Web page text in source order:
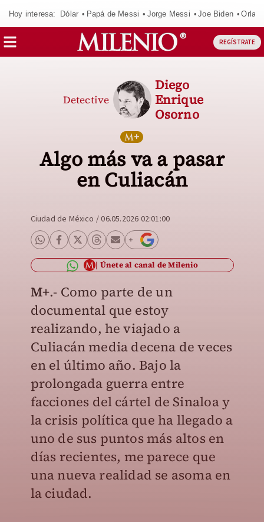
Hoy interesa: Dólar Papá de Messi Jorge Messi Joe Biden
REGÍSTRATE
Algo más va a pasar
en Culiacán
Detective
Diego
Enrique
Osorno
Ciudad de México /06.05.2026 02:01:00
Únete al canal de Milenio
M+.- Como parte de un
documental que estoy
realizando, he viajado a
Culiacán media decena de veces
en el último año. Bajo la
prolongada guerra entre
facciones del cártel de Sinaloa y
la crisis política que ha llegado a
uno de sus puntos más altos en
días recientes, me parece que
una nueva realidad se asoma en
la ciudad.